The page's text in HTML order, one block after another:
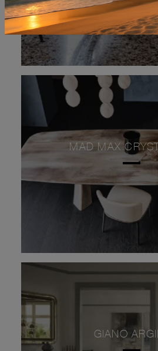
MAD MAX
GIANO